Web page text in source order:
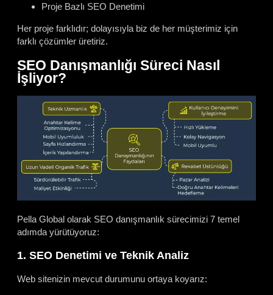
Proje Bazlı SEO Denetimi
Her proje farklıdır; dolayısıyla biz de her müşterimiz için
farklı çözümler üretiriz.
SEO Danışmanlığı Süreci Nasıl
İşliyor?
Pella Global olarak SEO danışmanlık sürecimizi 7 temel
adımda yürütüyoruz:
1. SEO Denetimi ve Teknik Analiz
Web sitenizin mevcut durumunu ortaya koyarız: